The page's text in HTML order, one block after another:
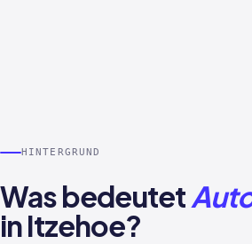
HINTERGRUND
Was bedeutet
in Itzehoe?